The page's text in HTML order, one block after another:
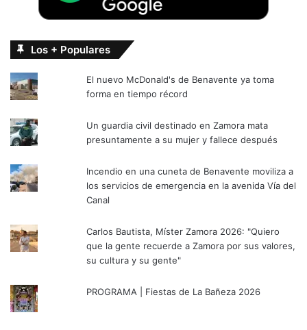
Los + Populares
El nuevo McDonald's de Benavente ya toma
forma en tiempo récord
Un guardia civil destinado en Zamora mata
presuntamente a su mujer y fallece después
Incendio en una cuneta de Benavente moviliza a
los servicios de emergencia en la avenida Vía del
Canal
Carlos Bautista, Míster Zamora 2026: "Quiero
que la gente recuerde a Zamora por sus valores,
su cultura y su gente"
PROGRAMA | Fiestas de La Bañeza 2026